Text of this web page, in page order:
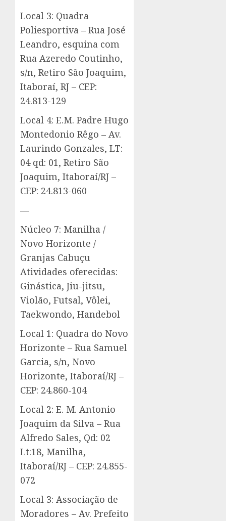
Local 3: Quadra
Poliesportiva – Rua José
Leandro, esquina com
Rua Azeredo Coutinho,
s/n, Retiro São Joaquim,
Itaboraí, RJ – CEP:
24.813-129
Local 4: E.M. Padre Hugo
Montedonio Rêgo – Av.
Laurindo Gonzales, LT:
04 qd: 01, Retiro São
Joaquim, Itaboraí/RJ –
CEP: 24.813-060
—
Núcleo 7: Manilha /
Novo Horizonte /
Granjas Cabuçu
Atividades oferecidas:
Ginástica, Jiu-jitsu,
Violão, Futsal, Vôlei,
Taekwondo, Handebol
Local 1: Quadra do Novo
Horizonte – Rua Samuel
Garcia, s/n, Novo
Horizonte, Itaboraí/RJ –
CEP: 24.860-104
Local 2: E. M. Antonio
Joaquim da Silva – Rua
Alfredo Sales, Qd: 02
Lt:18, Manilha,
Itaboraí/RJ – CEP: 24.855-
072
Local 3: Associação de
Moradores – Av. Prefeito